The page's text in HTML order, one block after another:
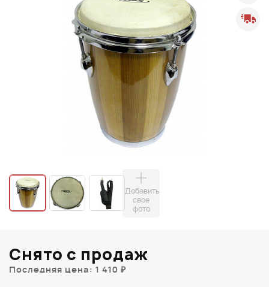
Добавить
свое
фото
Снято с продаж
Последняя цена: 1 410 ₽